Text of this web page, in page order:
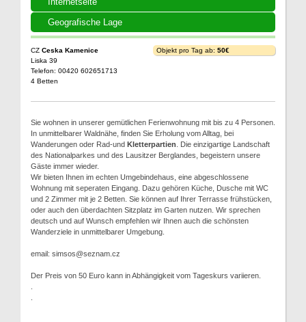
Geografische Lage
CZ Ceska Kamenice
Liska 39
Telefon: 00420 602651713
4 Betten
Objekt pro Tag ab: 50€
Sie wohnen in unserer gemütlichen Ferienwohnung mit bis zu 4 Personen.
In unmittelbarer Waldnähe, finden Sie Erholung vom Alltag, bei
Wanderungen oder Rad-und Kletterpartien . Die einzigartige Landschaft
des Nationalparkes und des Lausitzer Berglandes, begeistern unsere
Gäste immer wieder.
Wir bieten Ihnen im echten Umgebindehaus, eine abgeschlossene
Wohnung mit seperaten Eingang. Dazu gehören Küche, Dusche mit WC
und 2 Zimmer mit je 2 Betten. Sie können auf Ihrer Terrasse frühstücken,
oder auch den überdachten Sitzplatz im Garten nutzen. Wir sprechen
deutsch und auf Wunsch empfehlen wir Ihnen auch die schönsten
Wanderziele in unmittelbarer Umgebung.
email: simsos@seznam.cz
Der Preis von 50 Euro kann in Abhängigkeit vom Tageskurs variieren.